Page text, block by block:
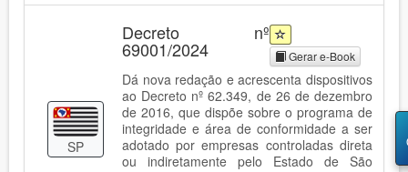
SP
Decreto nº
69001/2024 Gerar e-Book
Dá nova redação e acrescenta dispositivos
ao Decreto nº 62.349, de 26 de dezembro
de 2016, que dispõe sobre o programa de
integridade e área de conformidade a ser
adotado por empresas controladas direta
ou indiretamente pelo Estado de São